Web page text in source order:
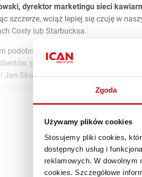
Zgoda
Używamy plików cookies
Stosujemy pliki cookies,
dostępnych usług i
reklamowych. W dowolnym
cookies. Szczegółowe
dyrektor marketingu sieci
szczerze, wciąż lepiej się czuję w
Costy lub Starbucksa.
podobne wrażenia. Niestety, nasze
przede wszystkim tych
Jan Skutny, prezes i udziałowiec Kawa
i przyciągnąć do naszych kawiarni
Materiał